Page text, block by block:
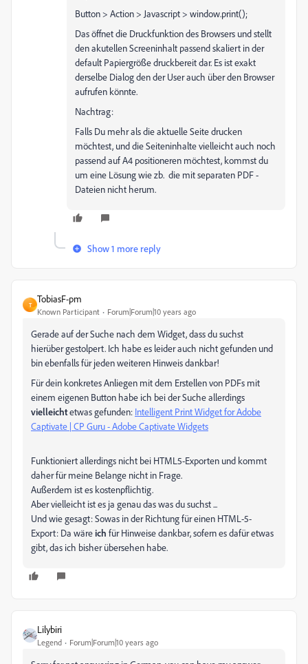
Button > Action > Javascript > window.print();
Das öffnet die Druckfunktion des Browsers und stellt
den akutellen Screeninhalt passend skaliert in der
default Papiergröße druckbereit dar. Es ist exakt
derselbe Dialog den der User auch über den Browser
aufrufen könnte.
Nachtrag:
Falls Du mehr als die aktuelle Seite drucken
möchtest, und die Seiteninhalte vielleicht auch noch
passend auf A4 positioneren möchtest, kommst du
um eine Lösung wie zb. die mit separaten PDF -
Dateien nicht herum.
Show 1 more reply
T
TobiasF-pm
Known Participant Forum|Forum|10 years ago
Gerade auf der Suche nach dem Widget, dass du suchst
hierüber gestolpert. Ich habe es leider auch nicht gefunden und
bin ebenfalls für jeden weiteren Hinweis dankbar!
Für dein konkretes Anliegen mit dem Erstellen von PDFs mit
einem eigenen Button habe ich bei der Suche allerdings
vielleichtetwas gefunden: Intelligent Print Widget for Adobe
Captivate | CP Guru - Adobe Captivate Widgets
Funktioniert allerdings nicht bei HTML5-Exporten und kommt
daher für meine Belange nicht in Frage.
Außerdem ist es kostenpflichtig.
Aber vielleicht ist es ja genau das was du suchst ...
Und wie gesagt: Sowas in der Richtung für einen HTML-5-
Export: Da wäreich für Hinweise dankbar, sofern es dafür etwas
gibt, das ich bisher übersehen habe.
Lilybiri
Legend Forum|Forum|10 years ago